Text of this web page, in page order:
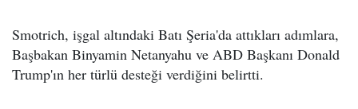
Smotrich, işgal altındaki Batı Şeria'da attıkları adımlara,
Başbakan Binyamin Netanyahu ve ABD Başkanı Donald
Trump'ın her türlü desteği verdiğini belirtti.